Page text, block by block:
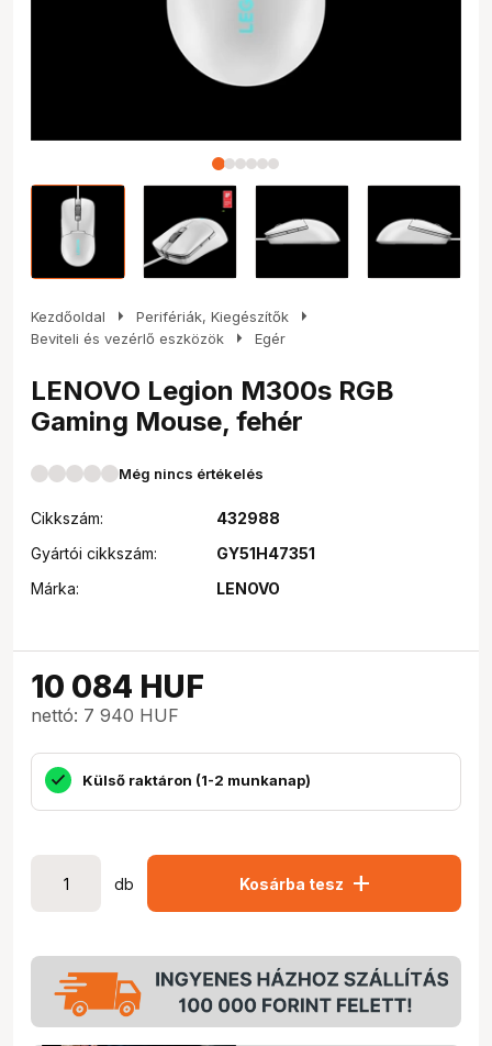
Kezdőoldal arrow_right Perifériák, Kiegészítők arrow_right
Beviteli és vezérlő eszközök arrow_right Egér
LENOVO Legion M300s RGB
Gaming Mouse, fehér
Még nincs értékelés
Cikkszám:
432988
Gyártói cikkszám:
GY51H47351
Márka:
LENOVO
10 084 HUF
nettó: 7 940 HUF
Külső raktáron (1-2 munkanap)
db Kosárba tesz add